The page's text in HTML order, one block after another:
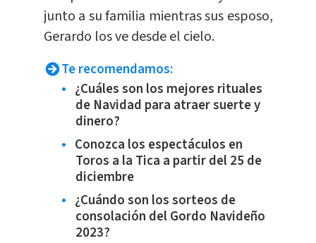
junto a su familia mientras sus esposo,
Gerardo los ve desde el cielo.
Te recomendamos:
¿Cuáles son los mejores rituales
de Navidad para atraer suerte y
dinero?
Conozca los espectáculos en
Toros a la Tica a partir del 25 de
diciembre
¿Cuándo son los sorteos de
consolación del Gordo Navideño
2023?